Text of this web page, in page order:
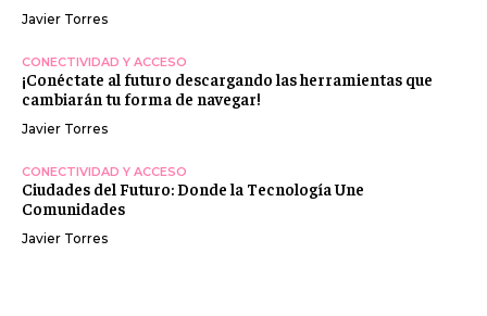
Javier Torres
CONECTIVIDAD Y ACCESO
¡Conéctate al futuro descargando las herramientas que
cambiarán tu forma de navegar!
Javier Torres
CONECTIVIDAD Y ACCESO
Ciudades del Futuro: Donde la Tecnología Une
Comunidades
Javier Torres